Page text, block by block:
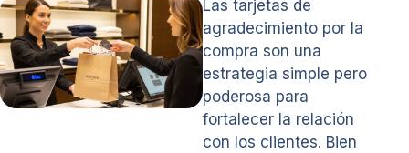
Las tarjetas de
agradecimiento por la
compra son una
estrategia simple pero
poderosa para
fortalecer la relación
con los clientes. Bien